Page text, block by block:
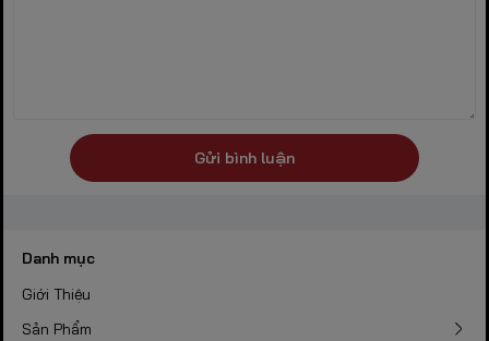
Gửi bình luận
Danh mục
Giới Thiệu
Sản Phẩm